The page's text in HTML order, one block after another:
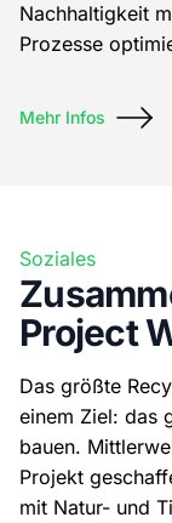
Nachhaltigkeit
Prozesse
Mehr Infos
Soziales
Project
Das größte
einem Ziel: das
bauen.
Projekt
mit Natur- und